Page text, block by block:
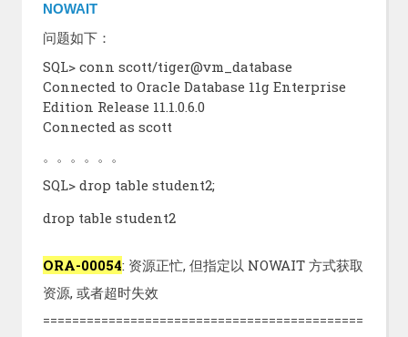
NOWAIT
问题如下：
SQL> conn scott/tiger@vm_database
Connected to Oracle Database 11g Enterprise
Edition Release 11.1.0.6.0
Connected as scott
。。。。。。
SQL> drop table student2;
drop table student2
ORA-00054: 资源正忙, 但指定以 NOWAIT 方式获取
资源, 或者超时失效
============================================